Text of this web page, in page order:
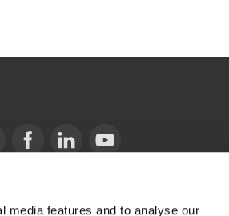
media features and to analyse our